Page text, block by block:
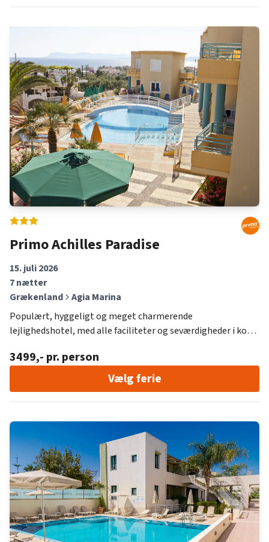
selv at vælge, hvor og hvornår du spiser – og til at opdage de
måde at slappe af og komme væk fra hverdagens travlhed –
alt er arrangeret for dig, så du bare kan fokusere på at koble
af. Uanset om du foretrækker at ligge ved poolen, udforske
de lokale seværdigheder eller tage på udflugt i området, er
Alanya – Side – Kemer – Lara (Antalya Lufthavn) et fantastisk
rejsemål med noget for enhver smag. Bestil din ferie hos
Detur og kom afsted til Alanya – Side – Kemer – Lara (Antalya
Lufthavn).
Primo Achilles Paradise
15. juli 2026
7nætter
Grækenland
Agia Marina
Populært, hyggeligt og meget charmerende
lejlighedshotel, med alle faciliteter og seværdigheder i kort
naturlige mødested for gæsterne. Der findes en indbydende
swimmingpool, og en separat børnepool
Vælg ferie
3499,- pr. person